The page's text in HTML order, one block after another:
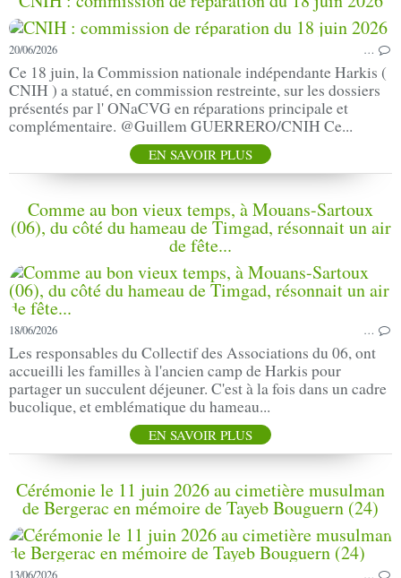
20/06/2026 …
Ce 18 juin, la Commission nationale indépendante Harkis (
CNIH ) a statué, en commission restreinte, sur les dossiers
présentés par l' ONaCVG en réparations principale et
complémentaire. @Guillem GUERRERO/CNIH Ce...
EN SAVOIR PLUS
Comme au bon vieux temps, à Mouans-Sartoux
(06), du côté du hameau de Timgad, résonnait un air
de fête...
18/06/2026 …
Les responsables du Collectif des Associations du 06, ont
accueilli les familles à l'ancien camp de Harkis pour
partager un succulent déjeuner. C'est à la fois dans un cadre
bucolique, et emblématique du hameau...
EN SAVOIR PLUS
Cérémonie le 11 juin 2026 au cimetière musulman
de Bergerac en mémoire de Tayeb Bouguern (24)
13/06/2026 …